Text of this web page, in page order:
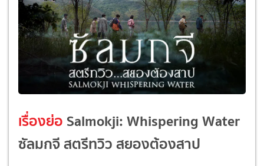
เรื่องย่อ Salmokji: Whispering Water
ซัลมกจี สตรีทวิว สยองต้องสาป